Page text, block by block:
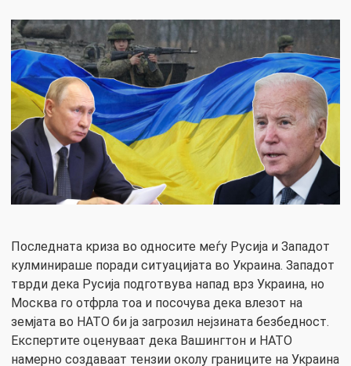
Последната криза во односите меѓу Русија и Западот
кулминираше поради ситуацијата во Украина. Западот
тврди дека Русија подготвува напад врз Украина, но
Москва го отфрла тоа и посочува дека влезот на
земјата во НАТО би ја загрозил нејзината безбедност.
Експертите оценуваат дека Вашингтон и НАТО
намерно создаваат тензии околу границите на Украина